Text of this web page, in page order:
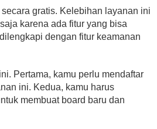
gratis. Kelebihan layanan ini
karena ada fitur yang bisa
dengan fitur keamanan
Pertama, kamu perlu mendaftar
ini. Kedua, kamu harus
membuat board baru dan